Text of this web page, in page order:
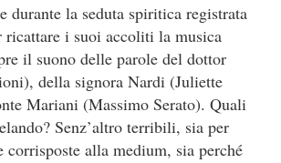
durante la seduta spiritica registrata
ricattare i suoi accoliti la musica
il suono delle parole del dottor
della signora Nardi (Juliette
Mariani (Massimo Serato). Quali
Senz’altro terribili, sia per
corrisposte alla medium, sia perché